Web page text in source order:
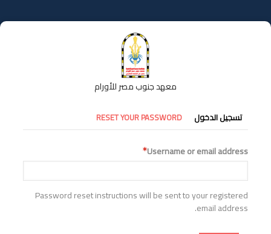
إلى
المحتوى
معهد جنوب مصر للأورام
التبويبات
الأساسية
تسجيل الدخول RESET YOUR PASSWORD
Username or email address
Password reset instructions will be sent to your registered
email address.